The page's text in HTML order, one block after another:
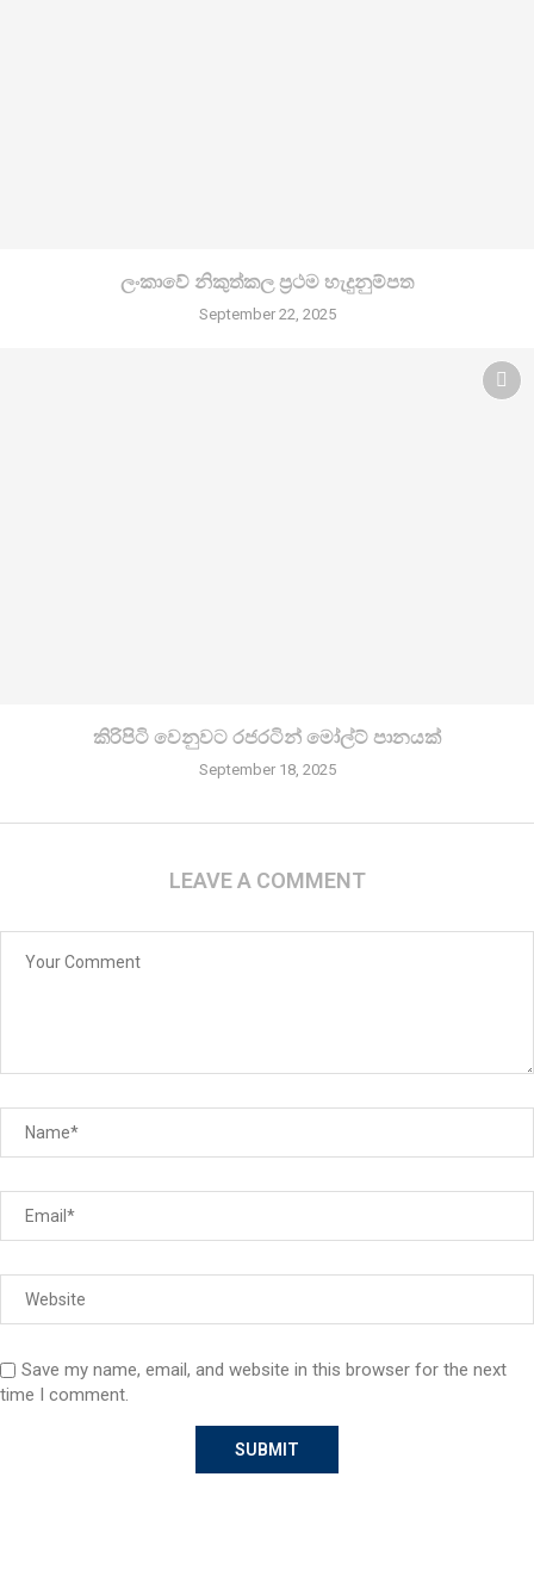
ලංකාවේ නිකුත්කල ප්‍රථම හැදුනුම්පත
September 22, 2025
කිරි­පිටි වෙනු­වට රජ­ර­ටින් මෝල්ට් පානයක්
September 18, 2025
LEAVE A COMMENT
Save my name, email, and website in this browser for the next
time I comment.